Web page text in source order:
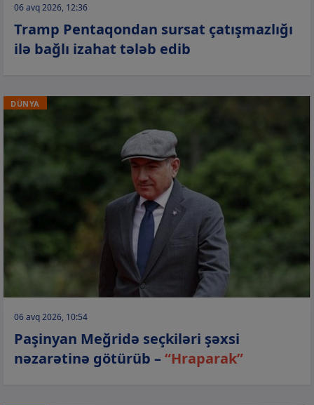
06 avq 2026, 12:36
Tramp Pentaqondan sursat çatışmazlığı
ilə bağlı izahat tələb edib
DÜNYA
06 avq 2026, 10:54
Paşinyan Meğridə seçkiləri şəxsi
nəzarətinə götürüb –“Hraparak”